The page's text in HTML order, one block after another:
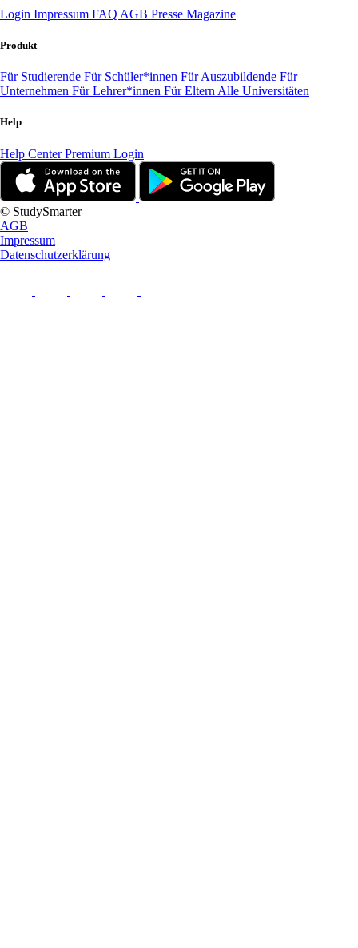
Login Impressum FAQ AGB Presse Magazine
Produkt
Für Studierende Für Schüler*innen Für Auszubildende Für
Unternehmen Für Lehrer*innen Für Eltern Alle Universitäten
Help
Help CenterPremium Login
© StudySmarter
AGB
Impressum
Datenschutzerklärung